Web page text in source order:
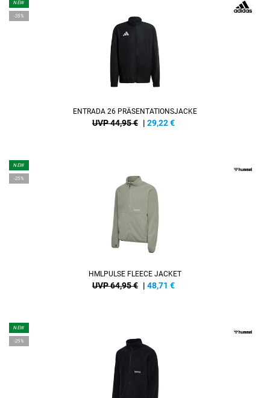
NEW
-35%
ENTRADA 26 PRÄSENTATIONSJACKE
UVP 44,95 € | 29,22€
NEW
-25%
HMLPULSE FLEECE JACKET
UVP 64,95 € | 48,71 €
NEW
-25%